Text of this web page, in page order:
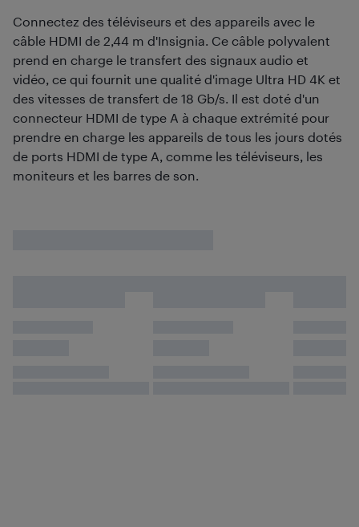
Connectez des téléviseurs et des appareils avec le
câble HDMI de 2,44 m d'Insignia. Ce câble polyvalent
prend en charge le transfert des signaux audio et
vidéo, ce qui fournit une qualité d'image Ultra HD 4K et
des vitesses de transfert de 18 Gb/s. Il est doté d'un
connecteur HDMI de type A à chaque extrémité pour
prendre en charge les appareils de tous les jours dotés
de ports HDMI de type A, comme les téléviseurs, les
moniteurs et les barres de son.